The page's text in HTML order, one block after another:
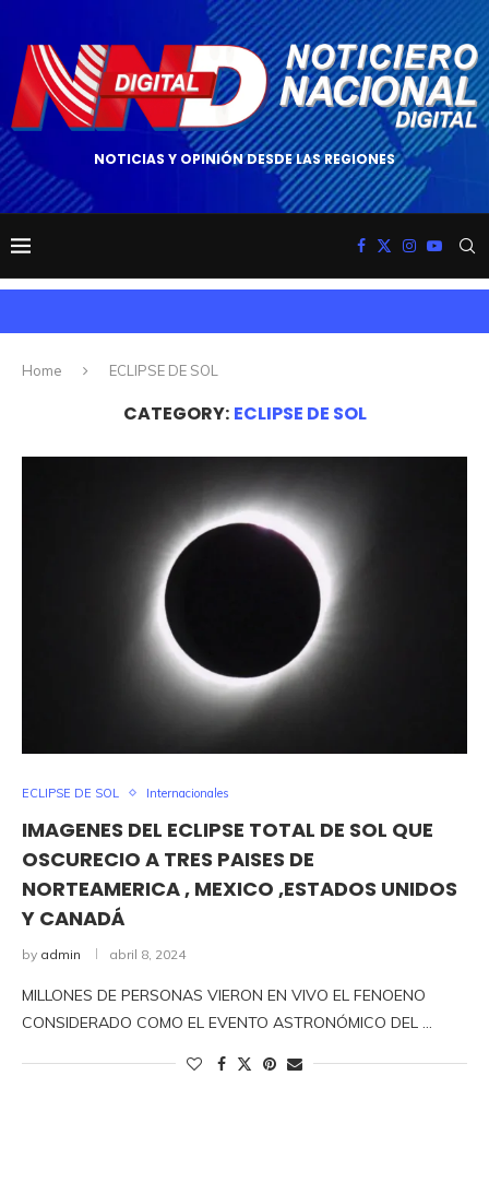
NOTICIAS Y OPINIÓN DESDE LAS REGIONES
Home ECLIPSE DE SOL
CATEGORY: ECLIPSE DE SOL
ECLIPSE DE SOL Internacionales
IMAGENES DEL ECLIPSE TOTAL DE SOL QUE
OSCURECIO A TRES PAISES DE
NORTEAMERICA , MEXICO ,ESTADOS UNIDOS
Y CANADÁ
by admin abril 8, 2024
MILLONES DE PERSONAS VIERON EN VIVO EL FENOENO
CONSIDERADO COMO EL EVENTO ASTRONÓMICO DEL …